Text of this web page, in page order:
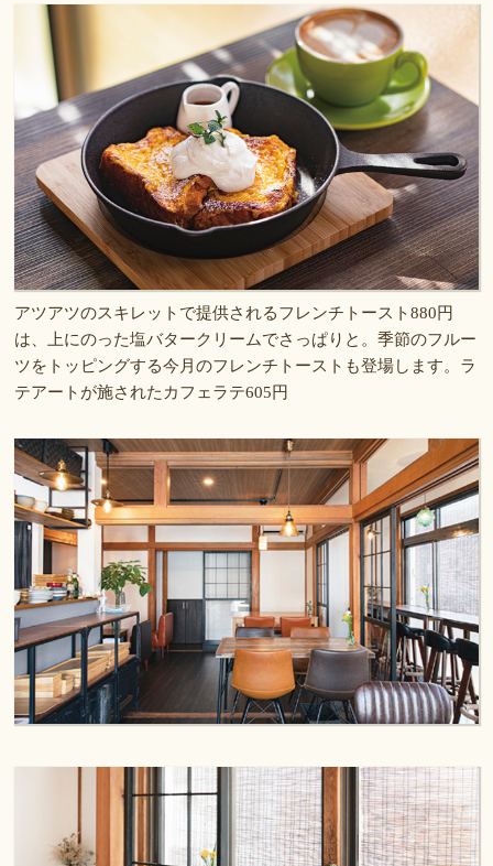
アツアツのスキレットで提供されるフレンチトースト880円
は、上にのった塩バタークリームでさっぱりと。季節のフルー
ツをトッピングする今月のフレンチトーストも登場します。ラ
テアートが施されたカフェラテ605円